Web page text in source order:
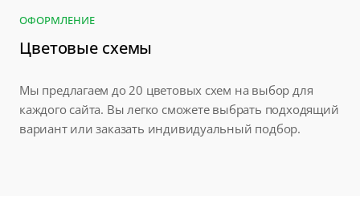
ОФОРМЛЕНИЕ
Цветовые схемы
Мы предлагаем до 20 цветовых схем на выбор для
каждого сайта. Вы легко сможете выбрать подходящий
вариант или заказать индивидуальный подбор.